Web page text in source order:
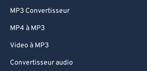
MP3 Convertisseur
MP4 à MP3
Video à MP3
Convertisseur audio